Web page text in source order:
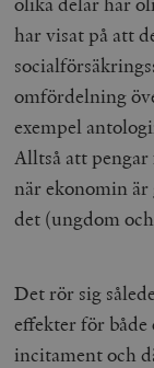
har visat på att
omfördelning
exempel
Alltså att
när ekonomin
det (ungdom
Det rör sig
effekter för
incitament och